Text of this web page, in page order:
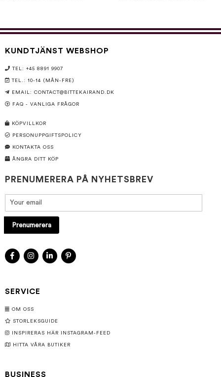
KUNDTJÄNST WEBSHOP
TEL: +45 8891 9907
TEL.: 10-14 (MÅN-FRE)
EMAIL: CONTACT@BITTEKAIRAND.DK
FAQ - VANLIGA FRÅGOR
KÖPVILLKOR
PERSONUPPGIFTSPOLICY
KONTAKTA OSS
ÅNGRA DITT KÖP
PRENUMERERA PÅ NYHETSBREV
Prenumerera
SERVICE
OM OSS
STORLEKSGUIDE
INSPIRERAS HÄR INSTAGRAM-FEED
HITTA VÅRA BUTIKER
BUSINESS